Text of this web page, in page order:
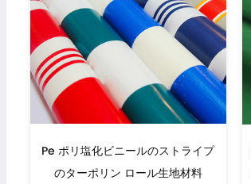
Pe ポリ塩化ビニールのストライプ
のターポリン ロール生地材料